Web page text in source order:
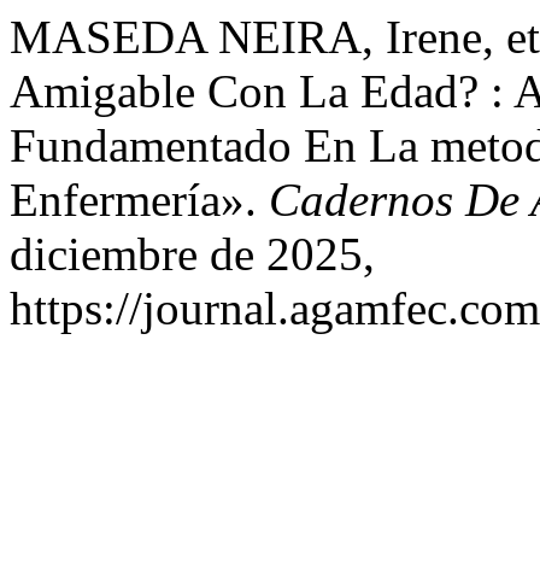
MASEDA NEIRA, Irene,
Amigable Con La Edad? :
Fundamentado En La
Enfermería». Cadernos
diciembre de 2025,
https://